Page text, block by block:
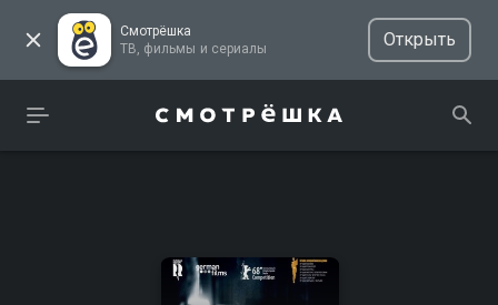
Смотрёшка
ТВ, фильмы и сериалы
Открыть